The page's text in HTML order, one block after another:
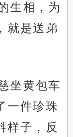
生相，为
就是送弟
坐黄包车
一件珍珠
样子，反